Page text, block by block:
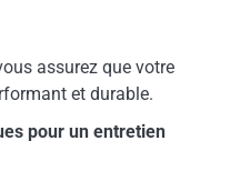
assurez que votre
et durable.
pour un entretien